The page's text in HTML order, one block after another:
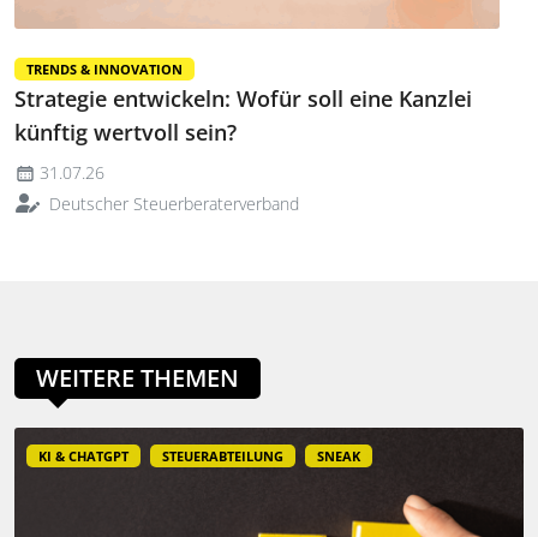
TRENDS & INNOVATION
Strategie entwickeln: Wofür soll eine Kanzlei
künftig wertvoll sein?
31.07.26
Deutscher Steuerberaterverband
WEITERE THEMEN
KI & CHATGPT STEUERABTEILUNG SNEAK